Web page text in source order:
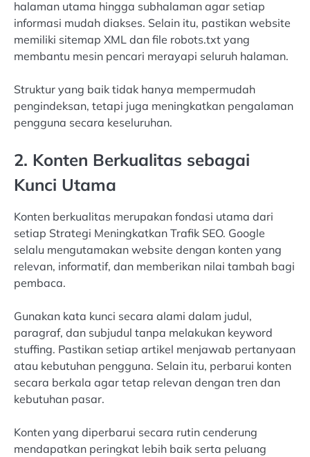
halaman utama hingga subhalaman agar setiap
informasi mudah diakses. Selain itu, pastikan website
memiliki sitemap XML dan file robots.txt yang
membantu mesin pencari merayapi seluruh halaman.
Struktur yang baik tidak hanya mempermudah
pengindeksan, tetapi juga meningkatkan pengalaman
pengguna secara keseluruhan.
2. Konten Berkualitas sebagai
Kunci Utama
Konten berkualitas merupakan fondasi utama dari
setiap Strategi Meningkatkan Trafik SEO. Google
selalu mengutamakan website dengan konten yang
relevan, informatif, dan memberikan nilai tambah bagi
pembaca.
Gunakan kata kunci secara alami dalam judul,
paragraf, dan subjudul tanpa melakukan keyword
stuffing. Pastikan setiap artikel menjawab pertanyaan
atau kebutuhan pengguna. Selain itu, perbarui konten
secara berkala agar tetap relevan dengan tren dan
kebutuhan pasar.
Konten yang diperbarui secara rutin cenderung
mendapatkan peringkat lebih baik serta peluang